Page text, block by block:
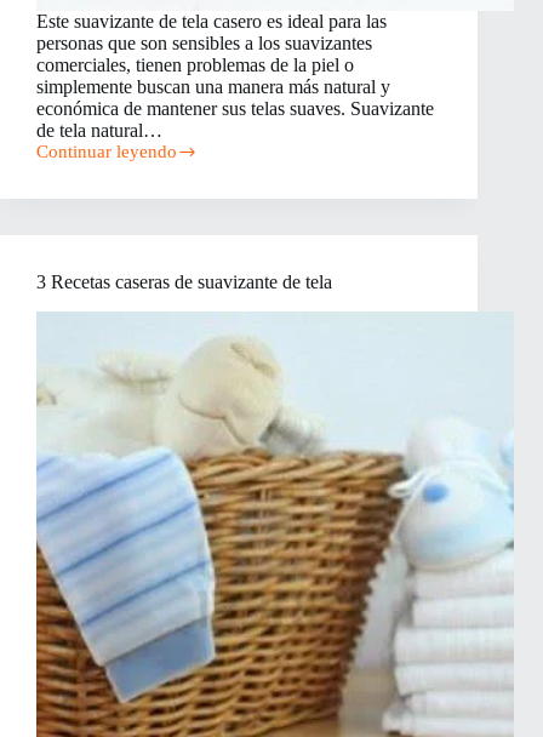
Este suavizante de tela casero es ideal para las
personas que son sensibles a los suavizantes
comerciales, tienen problemas de la piel o
simplemente buscan una manera más natural y
económica de mantener sus telas suaves. Suavizante
de tela natural…
Continuar leyendo
Suavizante
tela
3 Recetas caseras de suavizante de tela